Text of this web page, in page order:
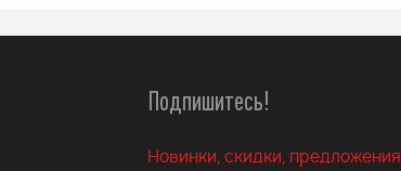
Подпишитесь!
Новинки, скидки, предложения